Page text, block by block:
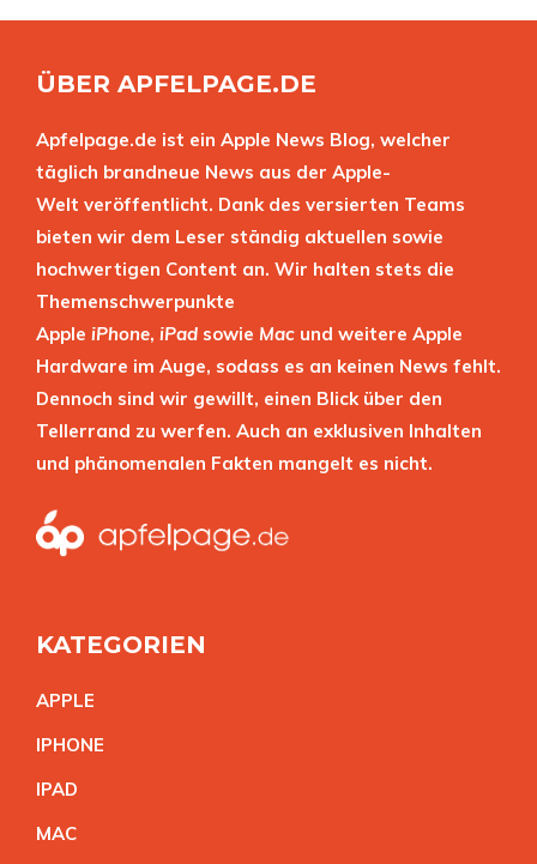
ÜBER APFELPAGE.DE
Apfelpage.de ist ein Apple News Blog, welcher
täglich brandneue News aus der Apple-
Welt veröffentlicht. Dank des versierten Teams
bieten wir dem Leser ständig aktuellen sowie
hochwertigen Content an. Wir halten stets die
Themenschwerpunkte
Apple iPhone, iPad sowie Mac und weitere Apple
Hardware im Auge, sodass es an keinen News fehlt.
Dennoch sind wir gewillt, einen Blick über den
Tellerrand zu werfen. Auch an exklusiven Inhalten
und phänomenalen Fakten mangelt es nicht.
KATEGORIEN
APPLE
IPHONE
IPAD
MAC